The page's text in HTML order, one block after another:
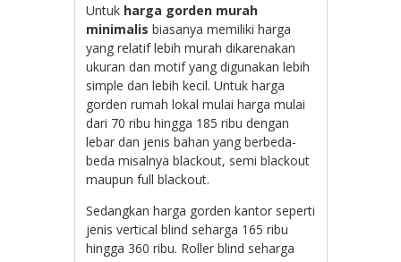
Untuk harga gorden murah
minimalis biasanya memiliki harga
yang relatif lebih murah dikarenakan
ukuran dan motif yang digunakan lebih
simple dan lebih kecil. Untuk harga
gorden rumah lokal mulai harga mulai
dari 70 ribu hingga 185 ribu dengan
lebar dan jenis bahan yang berbeda-
beda misalnya blackout, semi blackout
maupun full blackout.
Sedangkan harga gorden kantor seperti
jenis vertical blind seharga 165 ribu
hingga 360 ribu. Roller blind seharga